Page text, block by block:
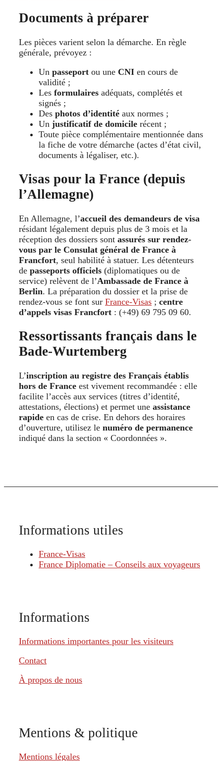
Documents à préparer
Les pièces varient selon la démarche. En règle
générale, prévoyez :
Un passeport ou une CNI en cours de
validité ;
Les formulaires adéquats, complétés et
signés ;
Des photos d’identité aux normes ;
Un justificatif de domicile récent ;
Toute pièce complémentaire mentionnée dans
la fiche de votre démarche (actes d’état civil,
documents à légaliser, etc.).
Visas pour la France (depuis
l’Allemagne)
En Allemagne, l’accueil des demandeurs de visa
résidant légalement depuis plus de 3 mois et la
réception des dossiers sont assurés sur rendez-
vous par le Consulat général de France à
Francfort, seul habilité à statuer. Les détenteurs
de passeports officiels (diplomatiques ou de
service) relèvent de l’Ambassade de France à
Berlin. La préparation du dossier et la prise de
rendez-vous se font sur France-Visas ; centre
d’appels visas Francfort : (+49) 69 795 09 60.
Ressortissants français dans le
Bade-Wurtemberg
L’inscription au registre des Français établis
hors de France est vivement recommandée : elle
facilite l’accès aux services (titres d’identité,
attestations, élections) et permet une assistance
rapide en cas de crise. En dehors des horaires
d’ouverture, utilisez le numéro de permanence
indiqué dans la section « Coordonnées ».
Informations utiles
France-Visas
France Diplomatie – Conseils aux voyageurs
Informations
Informations importantes pour les visiteurs
Contact
À propos de nous
Mentions & politique
Mentions légales